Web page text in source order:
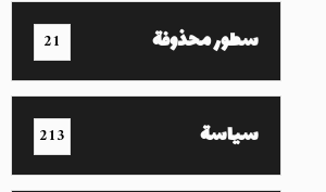
سطور محذوفة 21
سياسة 213